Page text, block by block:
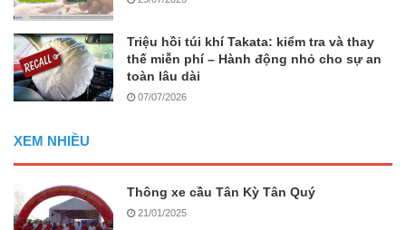
Triệu hồi túi khí Takata: kiểm tra và thay
thế miễn phí – Hành động nhỏ cho sự an
toàn lâu dài
07/07/2026
XEM NHIỀU
Thông xe cầu Tân Kỳ Tân Quý
21/01/2025